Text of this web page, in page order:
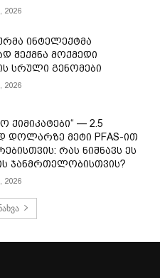
ინტელექტმა
შექმნა მოქმედი
სრული გენომები
ქიმიკატები“ — 2.5
დოლარზე მეტი PFAS-ით
რას ნიშნავს ეს
ჯანმრთელობისთვის?